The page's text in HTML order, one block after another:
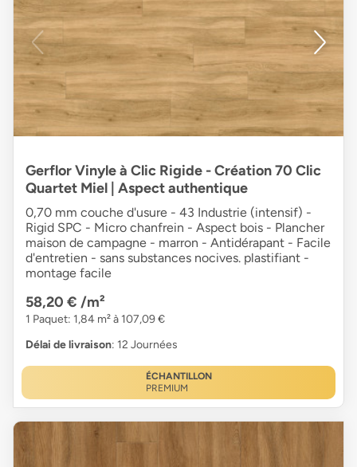
Gerflor Vinyle à Clic Rigide - Création 70 Clic
Quartet Miel | Aspect authentique
0,70 mm couche d'usure - 43 Industrie (intensif) -
Rigid SPC - Micro chanfrein - Aspect bois - Plancher
maison de campagne - marron - Antidérapant - Facile
d'entretien - sans substances nocives. plastifiant -
montage facile
58,20 € /m²
1 Paquet: 1,84 m² à 107,09 €
Délai de livraison: 12 Journées
ÉCHANTILLON
PREMIUM